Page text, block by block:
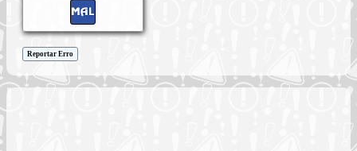
Reportar Erro